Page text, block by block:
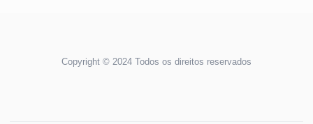
Copyright © 2024 Todos os direitos reservados